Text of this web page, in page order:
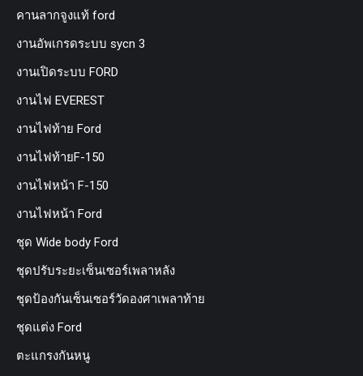
คานลากจูงแท้ ford
งานอัพเกรดระบบ sycn 3
งานเปิดระบบ FORD
งานไฟ EVEREST
งานไฟท้าย Ford
งานไฟท้ายF-150
งานไฟหน้า F-150
งานไฟหน้า Ford
ชุด Wide body Ford
ชุดปรับระยะเซ็นเซอร์เพลาหลัง
ชุดป้องกันเซ็นเซอร์วัดองศาเพลาท้าย
ชุดแต่ง Ford
ตะแกรงกันหนู